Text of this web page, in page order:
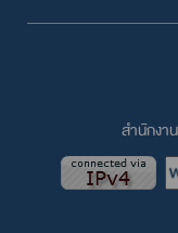
สำนักงา